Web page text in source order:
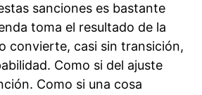
sanciones es bastante
toma el resultado de la
convierte, casi sin transición,
Como si del ajuste
Como si una cosa